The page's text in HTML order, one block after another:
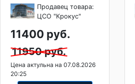
Продавец товара:
ЦСО "Крокус"
11400 руб.
11950 руб.
Цена актульна на 07.08.2026
20:25